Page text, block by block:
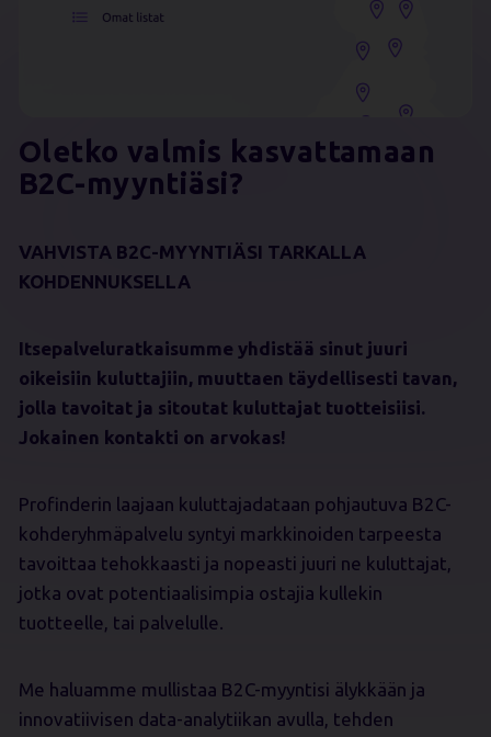
Oletko valmis kasvattamaan
B2C-myyntiäsi?
VAHVISTA B2C-MYYNTIÄSI TARKALLA
KOHDENNUKSELLA
Itsepalveluratkaisumme yhdistää sinut juuri
oikeisiin kuluttajiin, muuttaen täydellisesti tavan,
jolla tavoitat ja sitoutat kuluttajat tuotteisiisi.
Jokainen kontakti on arvokas!
Profinderin laajaan kuluttajadataan pohjautuva B2C-
kohderyhmäpalvelu syntyi markkinoiden tarpeesta
tavoittaa tehokkaasti ja nopeasti juuri ne kuluttajat,
jotka ovat potentiaalisimpia ostajia kullekin
tuotteelle, tai palvelulle.
Me haluamme mullistaa B2C-myyntisi älykkään ja
innovatiivisen data-analytiikan avulla, tehden